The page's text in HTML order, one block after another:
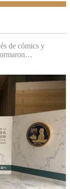
de cómics y